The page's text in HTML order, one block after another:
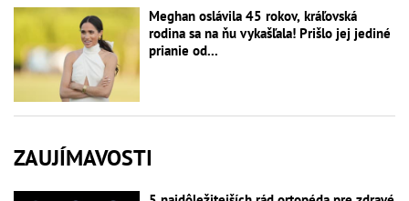
Meghan oslávila 45 rokov, kráľovská
rodina sa na ňu vykašľala! Prišlo jej jediné
prianie od...
ZAUJÍMAVOSTI